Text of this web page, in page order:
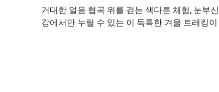
거대한 얼음 협곡 위를 걷는 색다른 체험, 눈부
강에서만 누릴 수 있는 이 독특한 겨울 트레킹